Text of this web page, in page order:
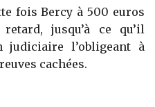
fois Bercy à 500 euros
jusqu’à ce qu’il
judiciaire l’obligeant à
cachées.